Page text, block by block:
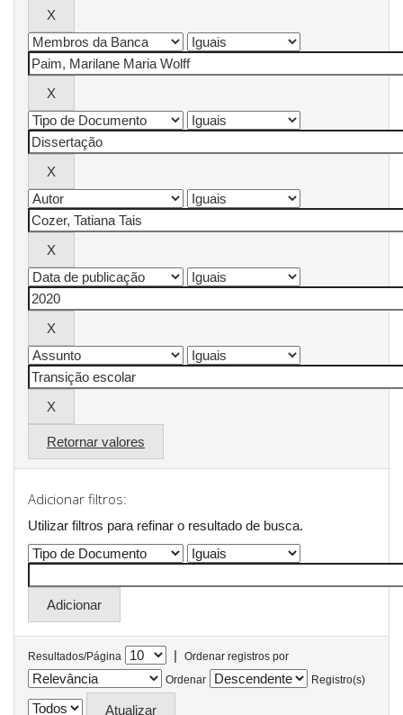
Retornar valores
Adicionar filtros:
Utilizar filtros para refinar o resultado de busca.
Resultados/Página |
Ordenar registros por
Ordenar
Registro(s)